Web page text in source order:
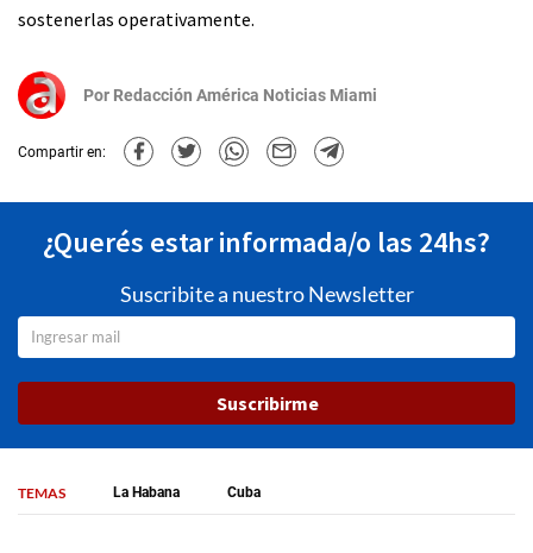
sostenerlas operativamente.
Por Redacción América Noticias Miami
Compartir en:
¿Querés estar informada/o las 24hs?
Suscribite a nuestro Newsletter
Suscribirme
TEMAS La Habana Cuba